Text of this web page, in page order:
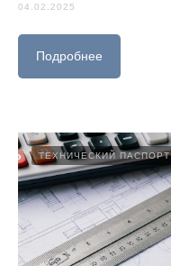
04.02.2025
Подробнее
ТЕХНИЧЕСКИЙ ПАСПОРТ